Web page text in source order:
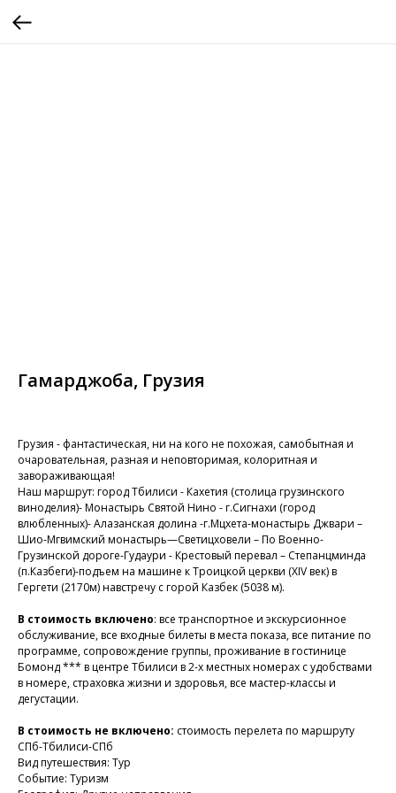
Гамарджоба, Грузия
Грузия - фантастическая, ни на кого не похожая, самобытная и
очаровательная, разная и неповторимая, колоритная и
завораживающая!
Наш маршрут: город Тбилиси - Кахетия (столица грузинского
виноделия)- Монастырь Святой Нино - г.Сигнахи (город
влюбленных)- Алазанская долина -г.Мцхета-монастырь Джвари –
Шио-Мгвимский монастырь—Светицховели – По Военно-
Грузинской дороге-Гудаури - Крестовый перевал – Степанцминда
(п.Казбеги)-подъем на машине к Троицкой церкви (ХIV век) в
Гергети (2170м) навстречу с горой Казбек (5038 м).
В стоимость включено: все транспортное и экскурсионное
обслуживание, все входные билеты в места показа, все питание по
программе, сопровождение группы, проживание в гостинице
Бомонд *** в центре Тбилиси в 2-х местных номерах с удобствами
в номере, страховка жизни и здоровья, все мастер-классы и
дегустации.
В стоимость не включено: стоимость перелета по маршруту
СПб-Тбилиси-СПб
Вид путешествия: Тур
Событие: Туризм